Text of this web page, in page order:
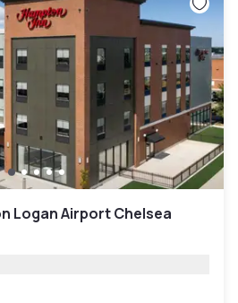
Logan Airport Chelsea